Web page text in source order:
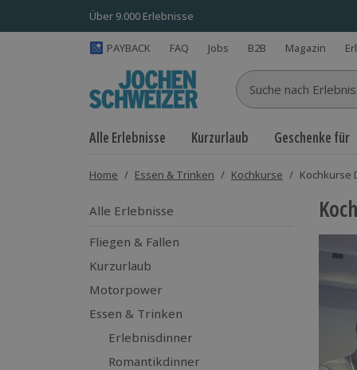
Über 9.000 Erlebnisse
PAYBACK FAQ Jobs B2B Magazin
Suche nach
Alle Erlebnisse Kurzurlaub Geschenke für
Home / Essen & Trinken / Kochkurse / Kochkurse
Alle Erlebnisse
Fliegen & Fallen
Kurzurlaub
Motorpower
Essen & Trinken
Erlebnisdinner
Romantikdinner